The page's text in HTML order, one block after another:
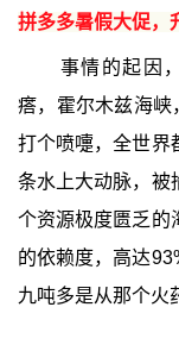
拼多多暑假大促，
事情的起因
瘩，霍尔木兹海峡
打个喷嚏，全世界
条水上大动脉，被
个资源极度匮乏的
的依赖度，高达
九吨多是从那个火